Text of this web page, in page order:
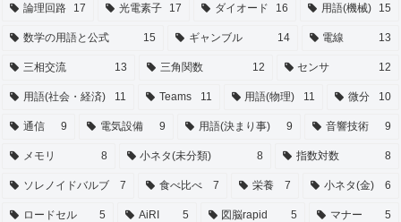
論理回路 17 光電素子 17 ダイオード 16 用語(機械) 15
数学の用語と公式 15 ギャンブル 14 電線 13
三相交流 13 三角関数 12 センサ 12
用語(社会・経済) 11 Teams 11 用語(物理) 11 微分 10
通信 9 電気設備 9 用語(決まり事) 9 音響技術 9
メモリ 8 小ネタ(未分類) 8 指数対数 8
ソレノイドバルブ 7 食べ比べ 7 栄養 7 小ネタ(金) 6
ロードセル 5 AiRI 5 図脳rapid 5 マナー 5